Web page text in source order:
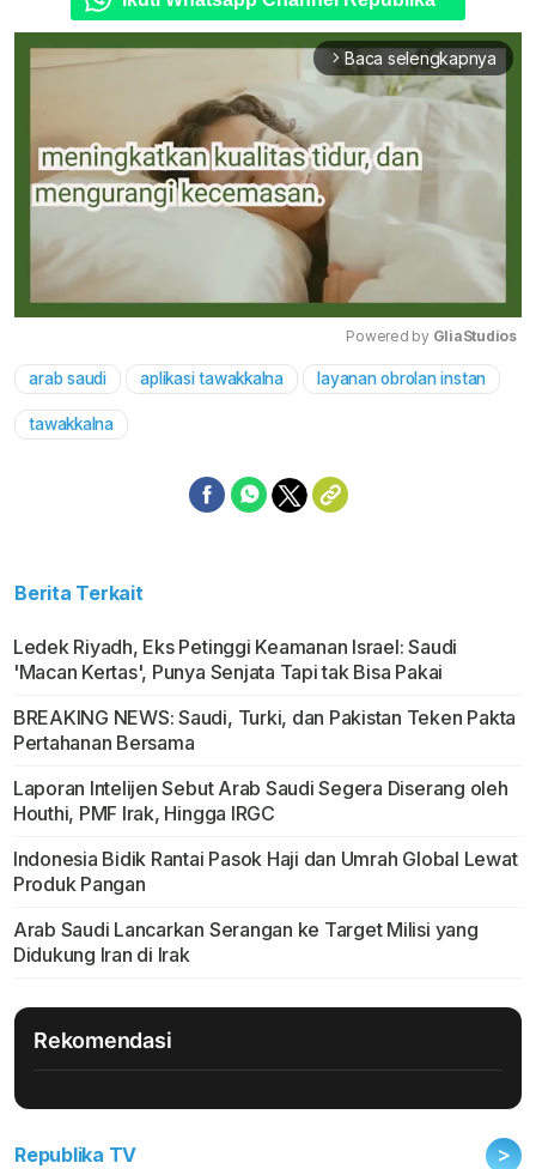
arrow_forward_ios Baca selengkapnya
Mute
Powered by GliaStudios
arab saudi aplikasi tawakkalna layanan obrolan instan
tawakkalna
Berita Terkait
Ledek Riyadh, Eks Petinggi Keamanan Israel: Saudi
'Macan Kertas', Punya Senjata Tapi tak Bisa Pakai
BREAKING NEWS: Saudi, Turki, dan Pakistan Teken Pakta
Pertahanan Bersama
Laporan Intelijen Sebut Arab Saudi Segera Diserang oleh
Houthi, PMF Irak, Hingga IRGC
Indonesia Bidik Rantai Pasok Haji dan Umrah Global Lewat
Produk Pangan
Arab Saudi Lancarkan Serangan ke Target Milisi yang
Didukung Iran di Irak
Rekomendasi
Republika TV >